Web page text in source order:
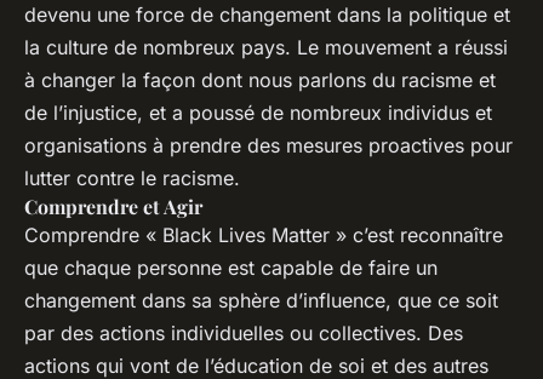
devenu une force de changement dans la politique et
la culture de nombreux pays. Le mouvement a réussi
à changer la façon dont nous parlons du racisme et
de l’injustice, et a poussé de nombreux individus et
organisations à prendre des mesures proactives pour
lutter contre le racisme.
Comprendre et Agir
Comprendre « Black Lives Matter » c’est reconnaître
que chaque personne est capable de faire un
changement dans sa sphère d’influence, que ce soit
par des actions individuelles ou collectives. Des
actions qui vont de l’éducation de soi et des autres